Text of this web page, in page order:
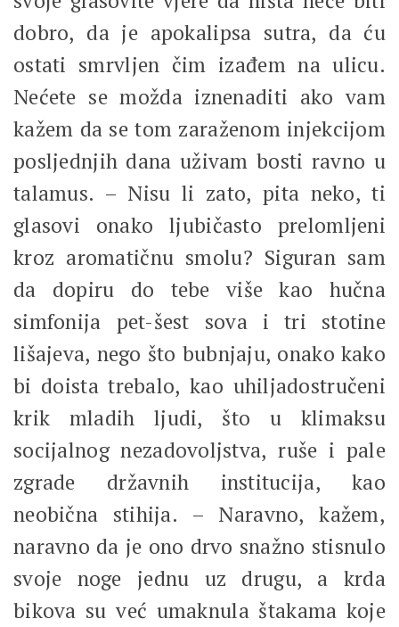
dobro, da je apokalipsa sutra, da ću
ostati smrvljen čim izađem na ulicu.
Nećete se možda iznenaditi ako vam
kažem da se tom zaraženom injekcijom
posljednjih dana uživam bosti ravno u
talamus. – Nisu li zato, pita neko, ti
glasovi onako ljubičasto prelomljeni
kroz aromatičnu smolu? Siguran sam
da dopiru do tebe više kao hučna
simfonija pet-šest sova i tri stotine
lišajeva, nego što bubnjaju, onako kako
bi doista trebalo, kao uhiljadostručeni
krik mladih ljudi, što u klimaksu
socijalnog nezadovoljstva, ruše i pale
zgrade državnih institucija, kao
neobična stihija. – Naravno, kažem,
naravno da je ono drvo snažno stisnulo
svoje noge jednu uz drugu, a krda
bikova su već umaknula štakama koje